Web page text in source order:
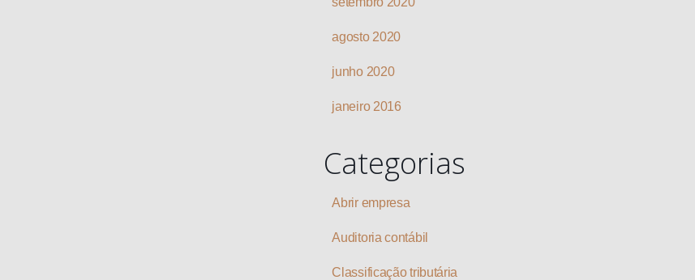
agosto 2020
junho 2020
janeiro 2016
Categorias
Abrir empresa
Auditoria contábil
Classificação tributária